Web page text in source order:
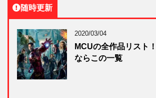
随時更新
2020/03/04
MCUの全作品リスト
ならこの一覧